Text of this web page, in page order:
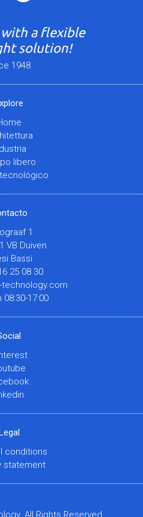
with a flexible
solution!
1948
libero
1
VB Duiven
Bassi
25 08 30
technology.com
08:30-17:00
conditions
statement
All Rights Reserved.